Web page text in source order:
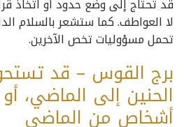
لا العواطف. كما ستشعر بالسلام
تحمل مسؤوليات تخص الآخرين.
برج القوس – قد
الحنين إلى الماضي، أو
أشخاص من الماضي